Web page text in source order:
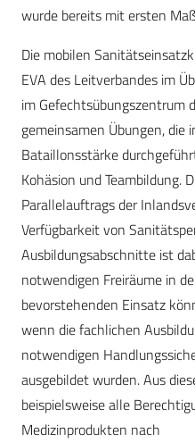
wurde bereits mit ersten
Die mobilen
EVA des Leitverbandes im
im Gefechtsübungszentrum
gemeinsamen Übungen, die
Bataillonsstärke
Kohäsion und Teambildung.
Parallelauftrags der
Verfügbarkeit von
Ausbildungsabschnitte ist
notwendigen Freiräume in
bevorstehenden Einsatz
wenn die fachlichen
notwendigen
ausgebildet wurden. Aus
beispielsweise alle
Medizinprodukten nach